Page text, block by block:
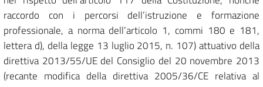
raccordo con i percorsi dell’istruzione e formazione
professionale, a norma dell’articolo 1, commi 180 e 181,
lettera d), della legge 13 luglio 2015, n. 107) attuativo della
direttiva 2013/55/UE del Consiglio del 20 novembre 2013
(recante modifica della direttiva 2005/36/CE relativa al